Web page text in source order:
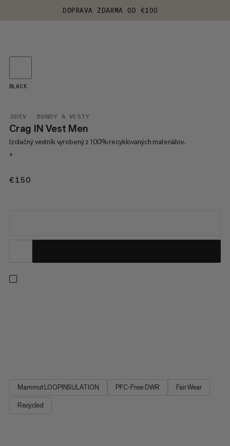
DOPRAVA ZDARMA OD €100
ODEV BUNDY A VESTY
Crag IN Vest Men
Izolačný vestník vyrobený z 100% recyklovaných materiálov.
+
€150
BLACK
Mammut LOOPINSULATION PFC-Free DWR Fair Wear
Recycled